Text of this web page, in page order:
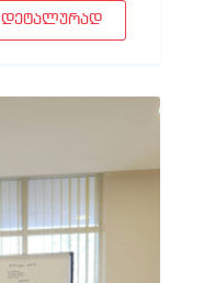
დეტალურად